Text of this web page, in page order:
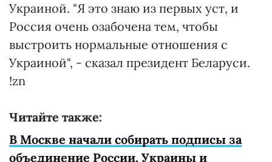
Украиной. "Я это знаю из первых уст, и
Россия очень озабочена тем, чтобы
выстроить нормальные отношения с
Украиной", - сказал президент Беларуси.
!zn
Читайте также:
В Москве начали собирать подписы за
объединение России, Украины и